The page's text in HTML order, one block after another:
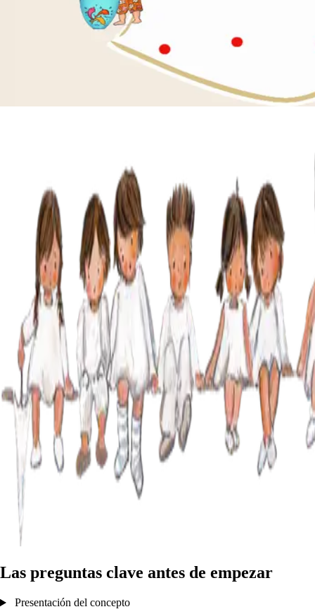
Las preguntas clave antes de empezar
Presentación del concepto